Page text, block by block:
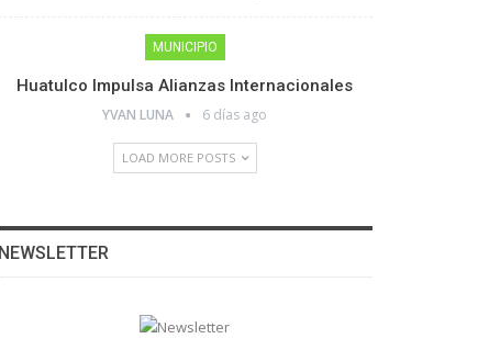
MUNICIPIO
Huatulco Impulsa Alianzas Internacionales
YVAN LUNA 6 días ago
LOAD MORE POSTS
NEWSLETTER